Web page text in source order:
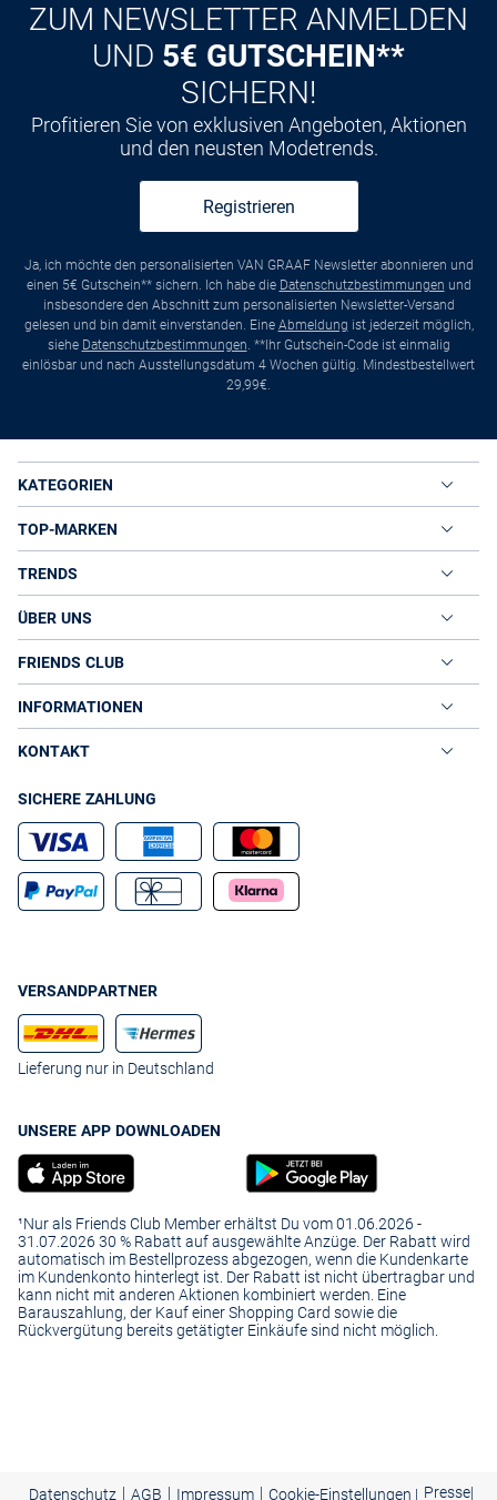
ZUM NEWSLETTER ANMELDEN
UND 5€ GUTSCHEIN**
SICHERN!
Profitieren Sie von exklusiven Angeboten, Aktionen
und den neusten Modetrends.
Registrieren
Ja, ich möchte den personalisierten VAN GRAAF Newsletter abonnieren und
einen 5€ Gutschein** sichern. Ich habe die Datenschutzbestimmungen und
insbesondere den Abschnitt zum personalisierten Newsletter-Versand
gelesen und bin damit einverstanden. Eine Abmeldung ist jederzeit möglich,
siehe Datenschutzbestimmungen. **Ihr Gutschein-Code ist einmalig
einlösbar und nach Ausstellungsdatum 4 Wochen gültig. Mindestbestellwert
29,99€.
KATEGORIEN
TOP-MARKEN
TRENDS
ÜBER UNS
FRIENDS CLUB
INFORMATIONEN
KONTAKT
SICHERE ZAHLUNG
VERSANDPARTNER
Lieferung nur in Deutschland
UNSERE APP DOWNLOADEN
¹Nur als Friends Club Member erhältst Du vom 01.06.2026 -
31.07.2026 30 % Rabatt auf ausgewählte Anzüge. Der Rabatt wird
automatisch im Bestellprozess abgezogen, wenn die Kundenkarte
im Kundenkonto hinterlegt ist. Der Rabatt ist nicht übertragbar und
kann nicht mit anderen Aktionen kombiniert werden. Eine
Barauszahlung, der Kauf einer Shopping Card sowie die
Rückvergütung bereits getätigter Einkäufe sind nicht möglich.
Datenschutz | AGB | Impressum | Cookie-Einstellungen | Presse|